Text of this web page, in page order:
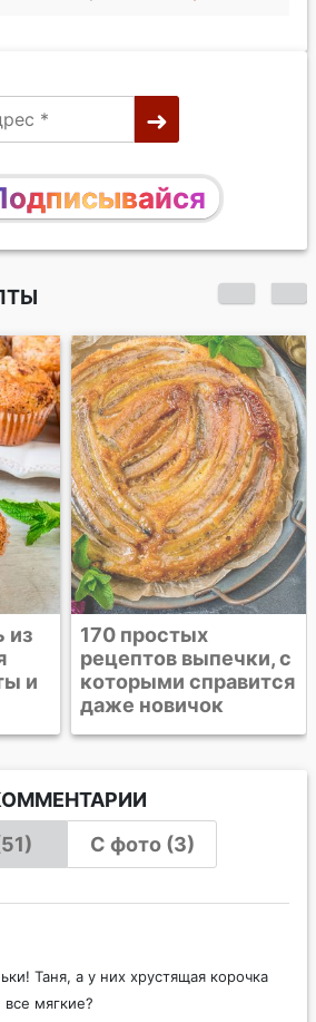
из
и
170 простых
рецептов выпечки, с
которыми справится
даже новичок
С фото (3)
Таня, а у них хрустящая корочка
мягкие?